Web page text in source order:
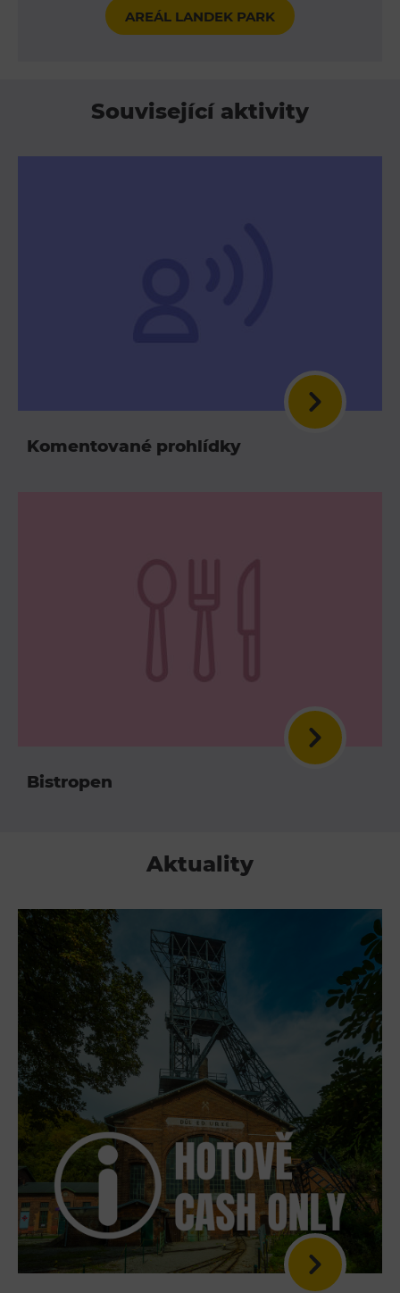
AREÁL LANDEK PARK
Související aktivity
Komentované prohlídky
Bistropen
Aktuality